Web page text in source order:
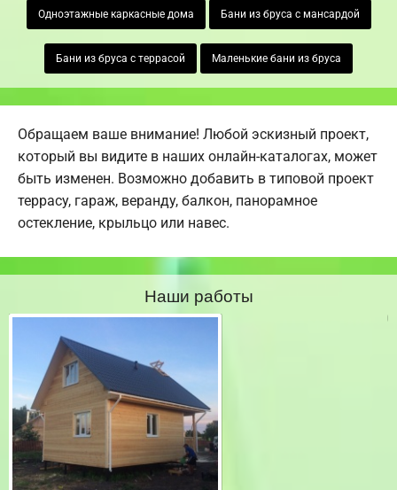
Одноэтажные каркасные дома Бани из бруса с мансардой
Бани из бруса с террасой Маленькие бани из бруса
Обращаем ваше внимание! Любой эскизный проект,
который вы видите в наших онлайн-каталогах, может
быть изменен. Возможно добавить в типовой проект
террасу, гараж, веранду, балкон, панорамное
остекление, крыльцо или навес.
Наши работы